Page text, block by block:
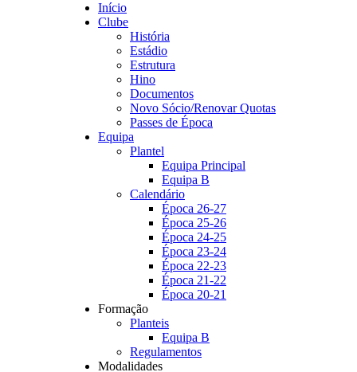
Início
Clube
História
Estádio
Estrutura
Hino
Documentos
Novo Sócio/Renovar Quotas
Passes de Época
Equipa
Plantel
Equipa Principal
Equipa B
Calendário
Época 26-27
Época 25-26
Época 24-25
Época 23-24
Época 22-23
Época 21-22
Época 20-21
Formação
Planteis
Equipa B
Regulamentos
Modalidades